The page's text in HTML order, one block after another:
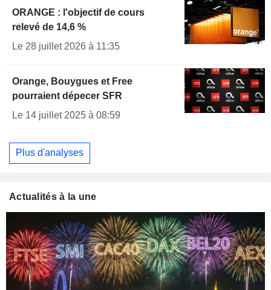
ORANGE : l'objectif de cours
relevé de 14,6 %
Le 28 juillet 2026 à 11:35
Orange, Bouygues et Free
pourraient dépecer SFR
Le 14 juillet 2025 à 08:59
Plus d'analyses
Actualités à la une